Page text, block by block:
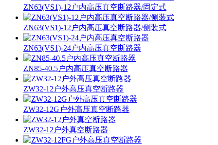
ZN63(VS1)-12户内高压真空断路器/固定式
ZN63(VS1)-12户内高压真空断路器/侧装式
ZN63(VS1)-24户内高压真空断路器
ZN85-40.5户内高压真空断路器
ZW32-12户外高压真空断路器
ZW32-12G户外高压真空断路器
ZW32-12户外真空断路器